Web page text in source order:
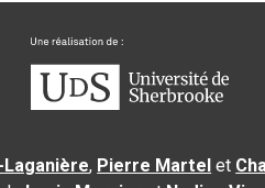
Laganière, Pierre Martel et